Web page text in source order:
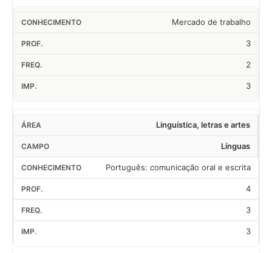
Mercado de trabalho
3
2
3
Linguística, letras e artes
Línguas
Português: comunicação oral e escrita
4
3
3